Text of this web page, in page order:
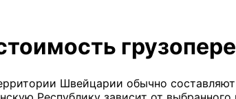
Швейцарии обычно